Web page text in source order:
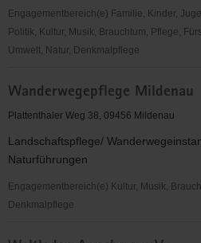
Engagementbereich(e) Familie, Kinder,
Politik, Kultur, Musik, Brauchtum, Pflege,
Umwelt, Natur, Denkmalpflege
Erzgebirgsverband
e.
Wanderwegepflege Mildenau
Plattenthaler Weg 38, 09456 Mildenau
Landschaftspflege/
Naturführungen
Engagementbereich(e) Kultur, Musik,
Denkmalpflege